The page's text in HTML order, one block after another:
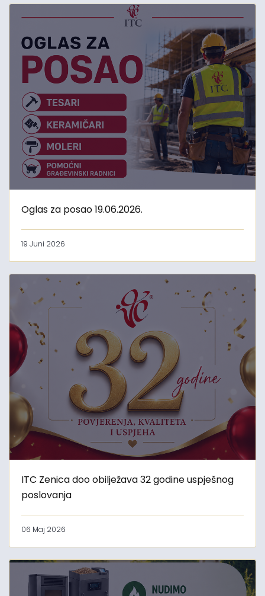
Oglas za posao 19.06.2026.
19 Juni 2026
ITC Zenica doo obilježava 32 godine uspješnog
poslovanja
06 Maj 2026